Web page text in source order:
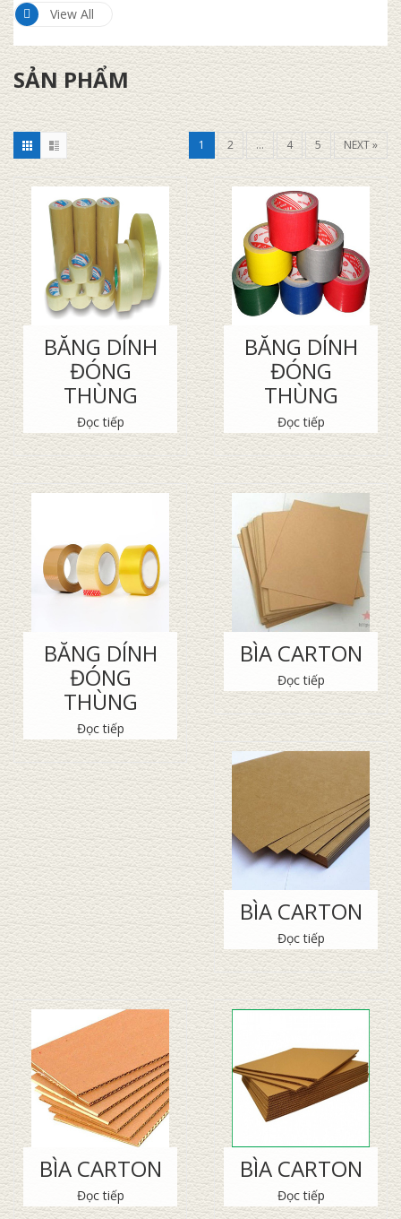
View All
SẢN PHẨM
1 2 … 4 5 NEXT »
BĂNG DÍNH
ĐÓNG
THÙNG
Đọc tiếp
BĂNG DÍNH
ĐÓNG
THÙNG
Đọc tiếp
BĂNG DÍNH
ĐÓNG
THÙNG
Đọc tiếp
BÌA CARTON
Đọc tiếp
BÌA CARTON
Đọc tiếp
BÌA CARTON
Đọc tiếp
BÌA CARTON
Đọc tiếp